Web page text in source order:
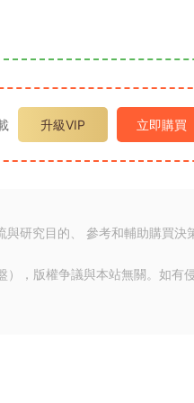
升級VIP 立即購買
與研究目的、 參考和輔助購買決
），版權争議與本站無關。如有